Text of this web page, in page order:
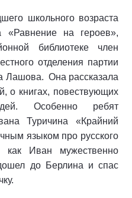
школьного возраста
«Равнение на героев»,
библиотеке член
отделения партии
Лашова. Она рассказала
о книгах, повествующих
Особенно ребят
Туричина «Крайний
языком про русского
Иван мужественно
до Берлина и спас